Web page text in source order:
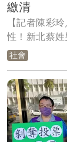
繳清
【記者陳彩
性！新北蔡
等被裁罰128
積欠税罰等費
出海，去年3
分署催促下，
繳了18萬元
月蔡男要和
到台北分署
社會